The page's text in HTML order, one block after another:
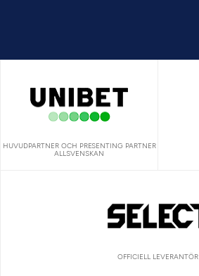
HUVUDPARTNER OCH PRESENTING PARTNER
ALLSVENSKAN
OFFICIELL LEVERANTÖR